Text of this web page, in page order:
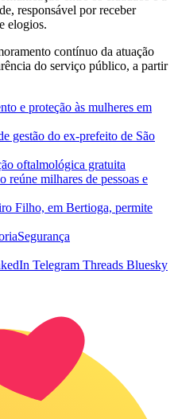
responsável por receber
elogios.
contínuo da atuação
do serviço público, a partir
e proteção às mulheres em
gestão do ex-prefeito de São
oftalmológica gratuita
reúne milhares de pessoas e
Filho, em Bertioga, permite
Segurança
Telegram Threads Bluesky